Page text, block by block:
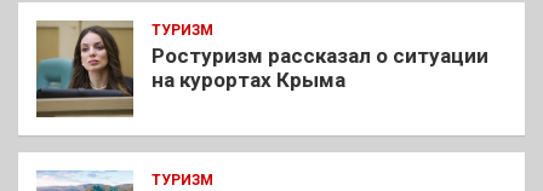
ТУРИЗМ
Ростуризм рассказал о ситуации
на курортах Крыма
ТУРИЗМ